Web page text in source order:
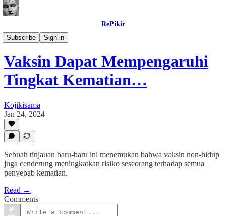
RePikir
Subscribe
Sign in
Buletin
Vaksin Dapat Mempengaruhi
Tingkat Kematian…
Kojikisama
Jan 24, 2024
Sebuah tinjauan baru-baru ini menemukan bahwa vaksin non-hidup
juga cenderung meningkatkan risiko seseorang terhadap semua
penyebab kematian.
Read →
Comments